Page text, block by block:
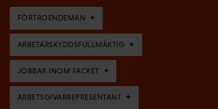
s
k
t
)
t
o
r
i
s
k
t
g
a
t
o
r
i
FÖRTROENDEMAN
ARBETARSKYDDSFULLMÄKTIG
JOBBAR INOM FACKET
ARBETSGIVARREPRESENTANT